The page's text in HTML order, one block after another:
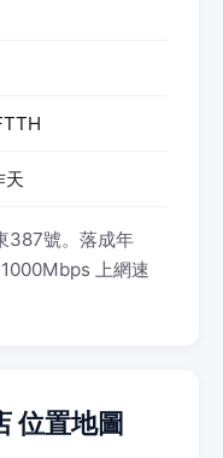
天
387號。落成年
上網速
位置地圖